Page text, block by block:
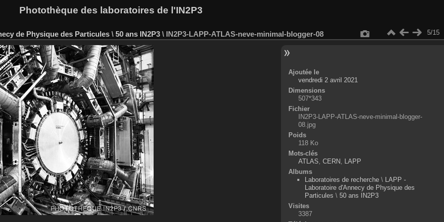
Photothèque des laboratoires de l'IN2P3
de Physique des Particules \ 50 ans IN2P3 \ IN2P3-LAPP-ATLAS-neve-minimal-blogger-08 5/15
Ajoutée le
vendredi 2 avril 2021
Dimensions
507*343
Fichier
IN2P3-LAPP-ATLAS-neve-minimal-blogger-
08.jpg
Poids
118 Ko
Mots-clés
ATLAS CERN
LAPP
Albums
Laboratoires de recherche\
LAPP -
Laboratoire d'Annecy de Physique des
Particules \ 50 ans IN2P3
Visites
3387